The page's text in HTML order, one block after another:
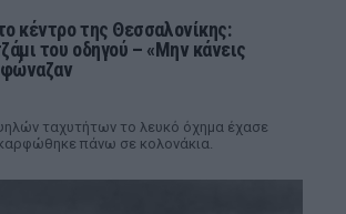
κέντρο της Θεσσαλονίκης:
του οδηγού – «Μην κάνεις
φώναζαν
ταχυτήτων το λευκό όχημα έχασε
πάνω σε κολονάκια.